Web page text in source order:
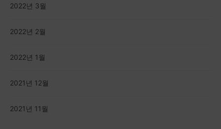
2022년 3월
2022년 2월
2022년 1월
2021년 12월
2021년 11월